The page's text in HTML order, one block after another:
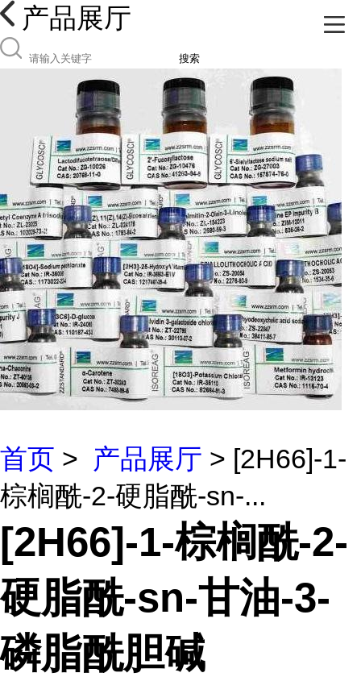
产品展厅
搜索
首页 > 产品展厅 > [2H66]-1-
棕榈酰-2-硬脂酰-sn-...
[2H66]-1-棕榈酰-2-
硬脂酰-sn-甘油-3-
磷脂酰胆碱